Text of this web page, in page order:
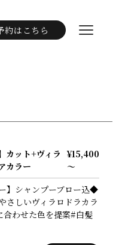
約はこちら
カット+ヴィラ
カラー
¥15,400
～
】シャンプーブロー込◆
さしいヴィラロドラカラ
わせた色を提案#白髪